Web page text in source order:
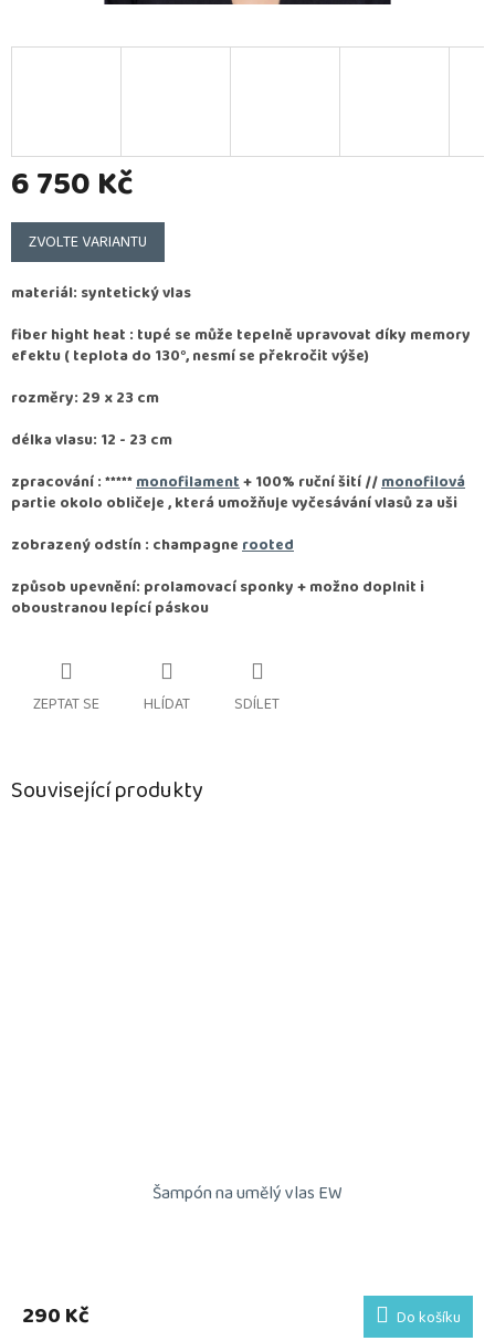
6 750 Kč
Měrná
cena:
ZVOLTE VARIANTU
materiál: syntetický vlas
fiber hight heat : tupé se může tepelně upravovat díky memory
efektu ( teplota do 130°, nesmí se překročit výše)
rozměry: 29 x 23 cm
délka vlasu: 12 - 23 cm
zpracování :*****monofilament+ 100% ruční šití //monofilová
partie okolo obličeje , která umožňuje vyčesávání vlasů za uši
zobrazený odstín : champagnerooted
způsob upevnění: prolamovací sponky + možno doplnit i
oboustranou lepící páskou
ZEPTAT SE HLÍDAT SDÍLET
Související produkty
Šampón na umělý vlas EW
290 Kč Do košíku